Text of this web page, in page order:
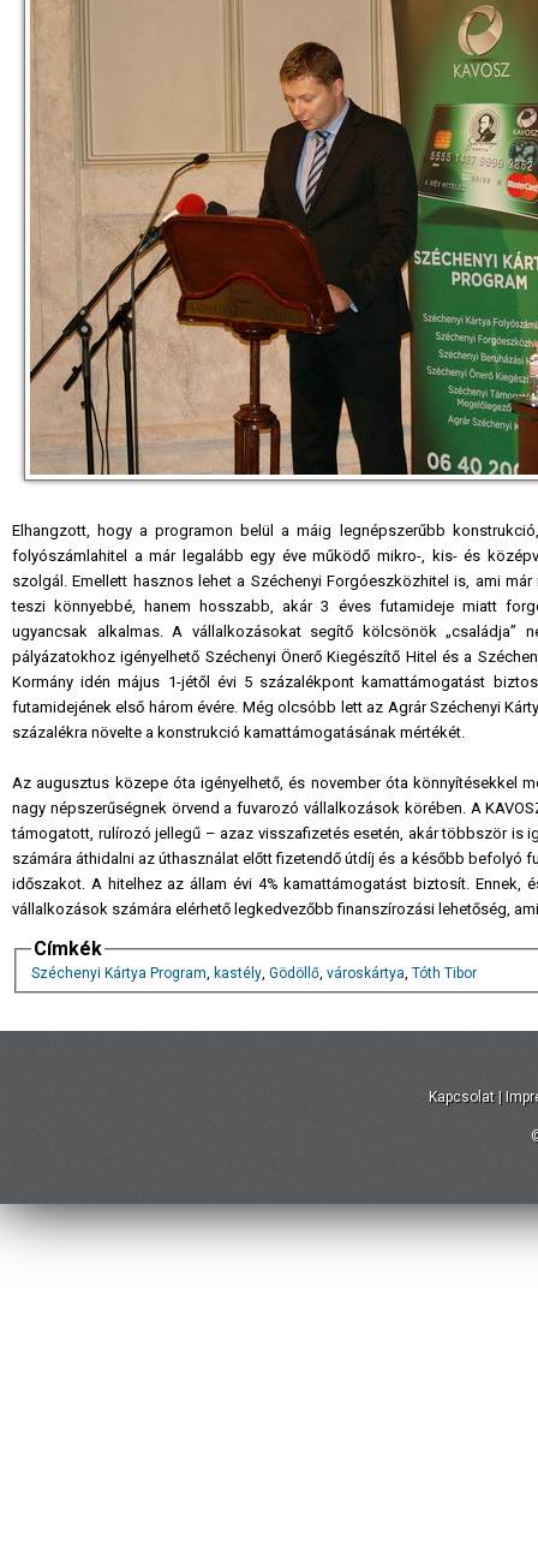
Elhangzott, hogy a programon belül a máig legnépszerűbb
folyószámlahitel a már legalább egy éve működő mikro-, kis- és
szolgál. Emellett hasznos lehet a Széchenyi Forgóeszközhitel is, ami
teszi könnyebbé, hanem hosszabb, akár 3 éves futamideje miatt
ugyancsak alkalmas. A vállalkozásokat segítő kölcsönök „családja”
pályázatokhoz igényelhető Széchenyi Önerő Kiegészítő Hitel és a
Kormány idén május 1-jétől évi 5 százalékpont kamattámogatást
futamidejének első három évére. Még olcsóbb lett az Agrár Széchenyi
százalékra növelte a konstrukció kamattámogatásának mértékét.
Az augusztus közepe óta igényelhető, és november óta könnyítésekkel
nagy népszerűségnek örvend a fuvarozó vállalkozások körében. A
támogatott, rulírozó jellegű – azaz visszafizetés esetén, akár többször is
számára áthidalni az úthasználat előtt fizetendő útdíj és a később befolyó
időszakot. A hitelhez az állam évi 4% kamattámogatást biztosít. Ennek,
vállalkozások számára elérhető legkedvezőbb finanszírozási lehetőség,
Címkék
Széchenyi Kártya Program, kastély, Gödöllő, városkártya, Tóth Tibor
Kapcsolat |